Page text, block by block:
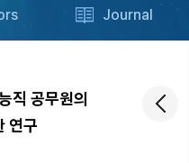
Journal
직 공무원의
연구